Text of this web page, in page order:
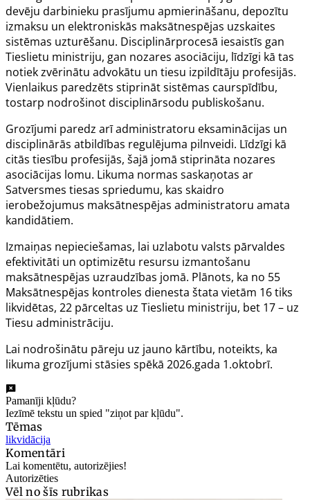
devēju darbinieku prasījumu apmierināšanu, depozītu
izmaksu un elektroniskās maksātnespējas uzskaites
sistēmas uzturēšanu. Disciplinārprocesā iesaistīs gan
Tieslietu ministriju, gan nozares asociāciju, līdzīgi kā tas
notiek zvērinātu advokātu un tiesu izpildītāju profesijās.
Vienlaikus paredzēts stiprināt sistēmas caurspīdību,
tostarp nodrošinot disciplinārsodu publiskošanu.
Grozījumi paredz arī administratoru eksaminācijas un
disciplinārās atbildības regulējuma pilnveidi. Līdzīgi kā
citās tiesību profesijās, šajā jomā stiprināta nozares
asociācijas lomu. Likuma normas saskaņotas ar
Satversmes tiesas spriedumu, kas skaidro
ierobežojumus maksātnespējas administratoru amata
kandidātiem.
Izmaiņas nepieciešamas, lai uzlabotu valsts pārvaldes
efektivitāti un optimizētu resursu izmantošanu
maksātnespējas uzraudzības jomā. Plānots, ka no 55
Maksātnespējas kontroles dienesta štata vietām 16 tiks
likvidētas, 22 pārceltas uz Tieslietu ministriju, bet 17 – uz
Tiesu administrāciju.
Lai nodrošinātu pāreju uz jauno kārtību, noteikts, ka
likuma grozījumi stāsies spēkā 2026.gada 1.oktobrī.
Pamanīji kļūdu?
Iezīmē tekstu un spied "ziņot par kļūdu".
Tēmas
likvidācija
Komentāri
Lai komentētu, autorizējies!
Autorizēties
Vēl no šīs rubrikas